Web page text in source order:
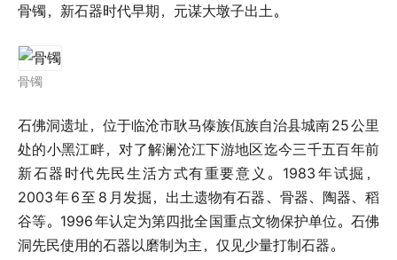
骨镯，新石器时代早期，元谋大墩子出土。
骨镯
石佛洞遗址，位于临沧市耿马傣族佤族自治县城南25公里
处的小黑江畔，对了解澜沧江下游地区迄今三千五百年前
新石器时代先民生活方式有重要意义。1983 年试掘，
2003年6至 8 月发掘，出土遗物有石器、骨器、陶器、稻
谷等。1996年认定为第四批全国重点文物保护单位。石佛
洞先民使用的石器以磨制为主，仅见少量打制石器。